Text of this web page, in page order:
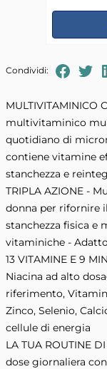
Condividi:
MULTIVITAMINICO
multivitaminico
quotidiano di
contiene vitamine
stanchezza e
TRIPLA AZIONE -
donna per rifornire
stanchezza fisica e
vitaminiche -
13 VITAMINE E 9
Niacina ad alto
riferimento,
Zinco, Selenio,
cellule di energia
LA TUA ROUTINE
dose giornaliera